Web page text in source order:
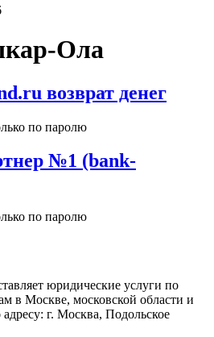
Ола
возврат денег
по паролю
№1 (bank-
по паролю
юридические услуги по
в Москве, московской области и
г. Москва, Подольское